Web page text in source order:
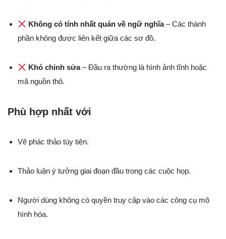
Không có tính nhất quán về ngữ nghĩa– Các thành
phần không được liên kết giữa các sơ đồ.
Khó chỉnh sửa– Đầu ra thường là hình ảnh tĩnh hoặc
mã nguồn thô.
Phù hợp nhất với
Vẽ phác thảo tùy tiện.
Thảo luận ý tưởng giai đoạn đầu trong các cuộc họp.
Người dùng không có quyền truy cập vào các công cụ mô
hình hóa.